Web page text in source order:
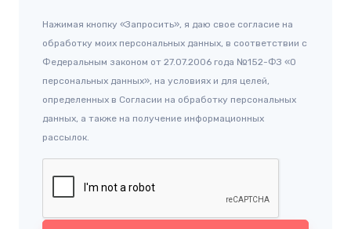
Нажимая кнопку «Запросить», я даю свое согласие на
обработку моих персональных данных, в соответствии с
Федеральным законом от 27.07.2006 года №152-ФЗ «О
персональных данных», на условиях и для целей,
определенных в Согласии на обработку персональных
данных, а также на получение информационных
рассылок.